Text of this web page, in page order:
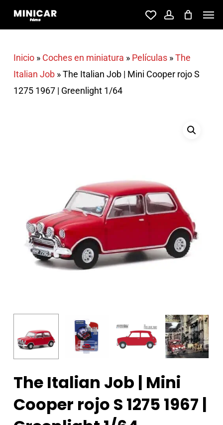
Skip
content
account
Inicio» Coches en miniatura » Películas»The
Italian Job»The Italian Job | Mini Cooper rojo S
1275 1967 | Greenlight 1/64
The Italian Job | Mini
Cooper rojo S 1275 1967 |